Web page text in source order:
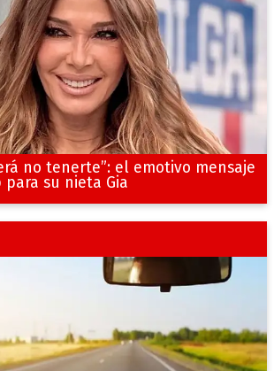
no tenerte”: el emotivo mensaje
para su nieta Gia